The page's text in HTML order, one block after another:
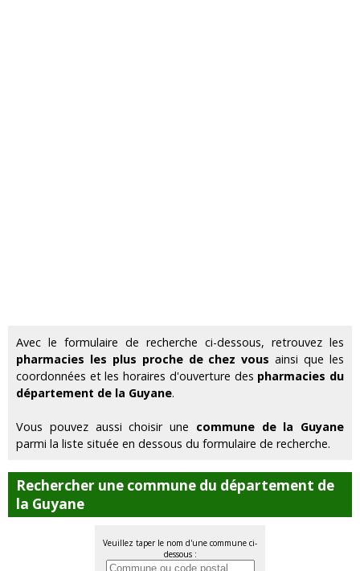
Avec le formulaire de recherche ci-dessous, retrouvez les
pharmacies les plus proche de chez vous ainsi que les
coordonnées et les horaires d'ouverture des pharmacies du
département de la Guyane.
Vous pouvez aussi choisir une commune de la Guyane
parmi la liste située en dessous du formulaire de recherche.
Rechercher une commune du département de
la Guyane
Veuillez taper le nom d'une commune ci-
dessous :